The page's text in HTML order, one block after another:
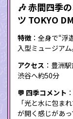
🎶 赤間四季
ツ TOKYO
特徴 ：全身で“
入型ミュージアム
アクセス ：豊洲
渋谷へ約50分
💬 四季コメント ：
「光と水に包ま
が開く感じがあ